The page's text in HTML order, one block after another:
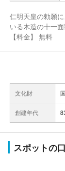
仁明天皇の勅願
いる木造の十一面
【料金】 無料
文化財
創建年代
スポットの